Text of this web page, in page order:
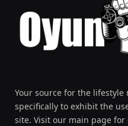
Your source for the lifestyle
specifically to exhibit the
site. Visit our main page for